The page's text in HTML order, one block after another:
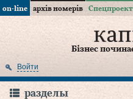
on-line архів номерів
Бізнес
Войти
разделы